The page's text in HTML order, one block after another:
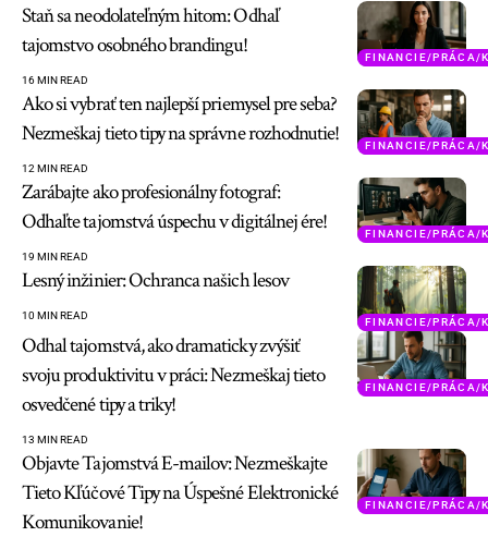
FINANCIE/PRÁCA/
Staň sa neodolateľným hitom: Odhaľ
tajomstvo osobného brandingu!
16 MIN READ
FINANCIE/PRÁCA/
Ako si vybrať ten najlepší priemysel pre seba?
Nezmeškaj tieto tipy na správne rozhodnutie!
12 MIN READ
FINANCIE/PRÁCA/
Zarábajte ako profesionálny fotograf:
Odhaľte tajomstvá úspechu v digitálnej ére!
19 MIN READ
FINANCIE/PRÁCA/
Lesný inžinier: Ochranca našich lesov
10 MIN READ
FINANCIE/PRÁCA/
Odhal tajomstvá, ako dramaticky zvýšiť
svoju produktivitu v práci: Nezmeškaj tieto
osvedčené tipy a triky!
13 MIN READ
FINANCIE/PRÁCA/
Objavte Tajomstvá E-mailov: Nezmeškajte
Tieto Kľúčové Tipy na Úspešné Elektronické
Komunikovanie!